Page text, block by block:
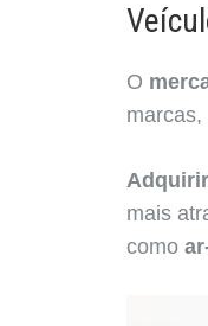
O
mais
como